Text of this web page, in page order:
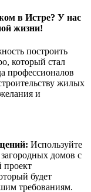
в Истре? У нас
жизни!
построить
который стал
профессионалов
жилых
и
Используйте
домов с
проект
будет
требованиям.